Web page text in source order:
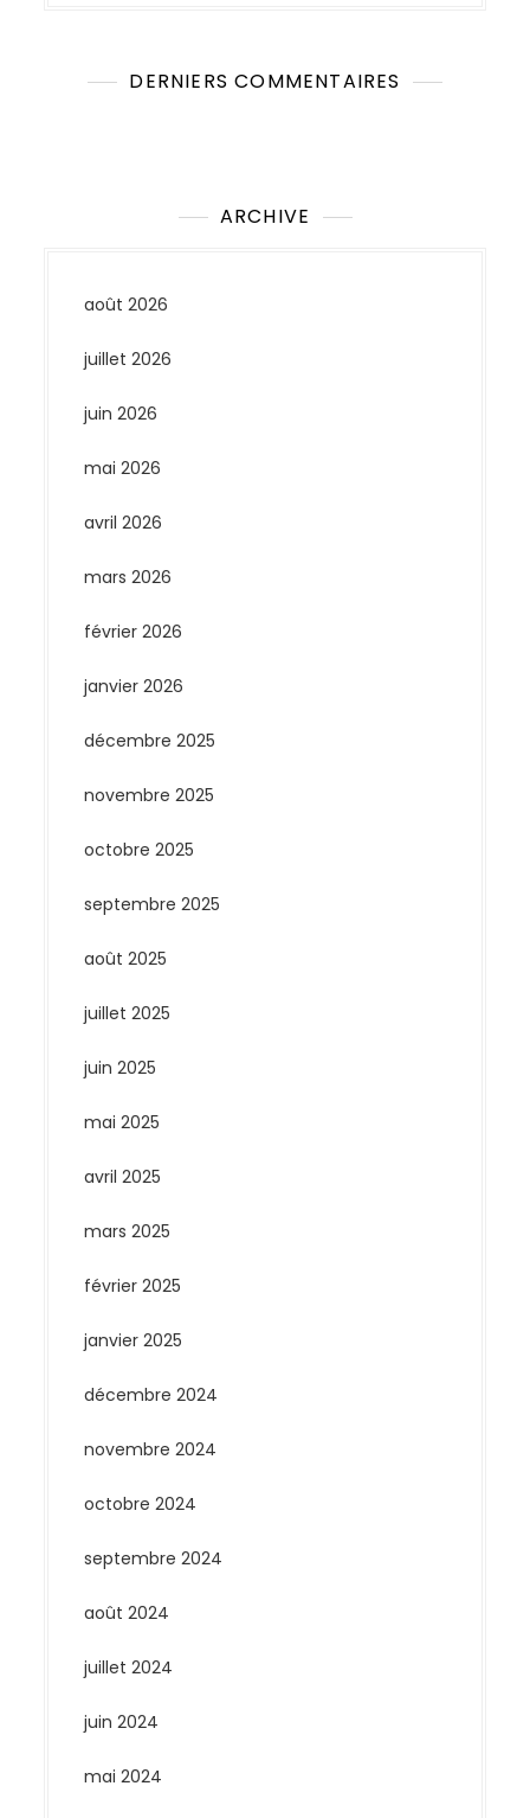
DERNIERS COMMENTAIRES
ARCHIVE
août 2026
juillet 2026
juin 2026
mai 2026
avril 2026
mars 2026
février 2026
janvier 2026
décembre 2025
novembre 2025
octobre 2025
septembre 2025
août 2025
juillet 2025
juin 2025
mai 2025
avril 2025
mars 2025
février 2025
janvier 2025
décembre 2024
novembre 2024
octobre 2024
septembre 2024
août 2024
juillet 2024
juin 2024
mai 2024